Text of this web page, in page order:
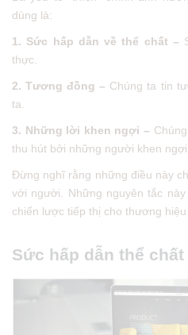
dùng là:
1. Sức hấp dẫn về thể chất –
thực.
2. Tương đồng – Chúng ta tin
ta.
3. Những lời khen ngợi –
thu hút bởi những người khen
Đừng nghĩ rằng những điều này
với người. Những nguyên tắc
chiến lược tiếp thị cho thương
Sức hấp dẫn thể